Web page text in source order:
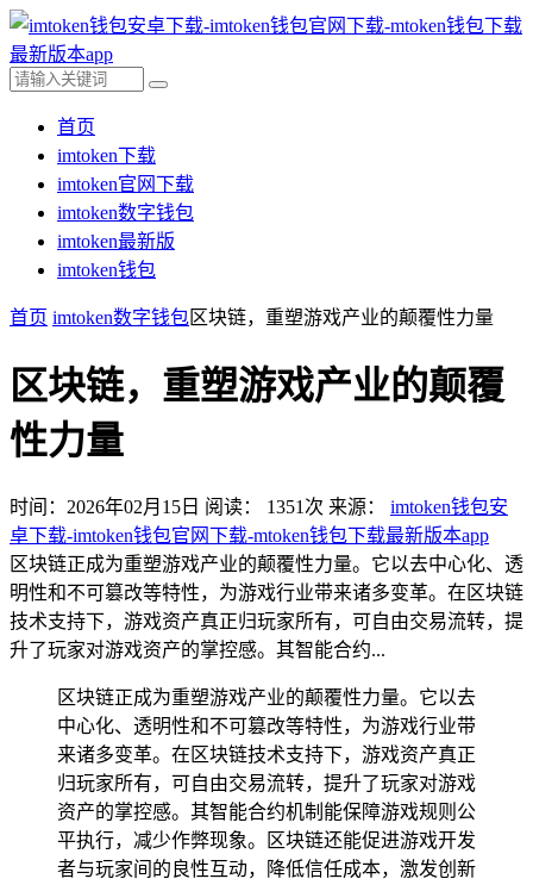
首页
imtoken下载
imtoken官网下载
imtoken数字钱包
imtoken最新版
imtoken钱包
首页 imtoken数字钱包区块链，重塑游戏产业的颠覆性力量
区块链，重塑游戏产业的颠覆
性力量
时间：2026年02月15日 阅读： 1351 次 来源： imtoken钱包安
卓下载-imtoken钱包官网下载-mtoken钱包下载最新版本app
区块链正成为重塑游戏产业的颠覆性力量。它以去中心化、透
明性和不可篡改等特性，为游戏行业带来诸多变革。在区块链
技术支持下，游戏资产真正归玩家所有，可自由交易流转，提
升了玩家对游戏资产的掌控感。其智能合约...
区块链正成为重塑游戏产业的颠覆性力量。它以去
中心化、透明性和不可篡改等特性，为游戏行业带
来诸多变革。在区块链技术支持下，游戏资产真正
归玩家所有，可自由交易流转，提升了玩家对游戏
资产的掌控感。其智能合约机制能保障游戏规则公
平执行，减少作弊现象。区块链还能促进游戏开发
者与玩家间的良性互动，降低信任成本，激发创新